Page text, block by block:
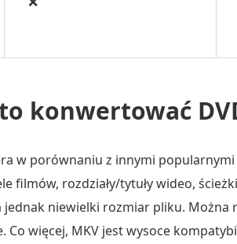
konwertować
w porównaniu z innymi popularnymi
rozdziały/tytuły wideo,
niewielki rozmiar pliku.
Co więcej, MKV jest wysoce